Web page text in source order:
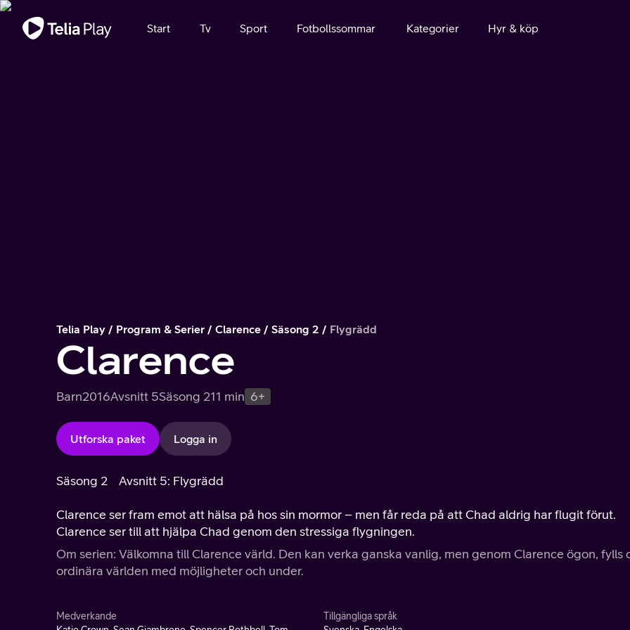
Viktigt meddelande
Start Tv Sport Fotbollssommar Kategorier Hyr & köp
Telia Play Program & Serier Clarence Säsong 2 Flygrädd
Clarence
Barn2016Avsnitt 5Säsong 211 min 6+
Utforska paket Logga in
Säsong 2 Avsnitt 5: Flygrädd
Clarence ser fram emot att hälsa på hos sin mormor – men får reda på att Chad aldrig har flugit förut.
Clarence ser till att hjälpa Chad genom den stressiga flygningen.
Om serien: Välkomna till Clarence värld. Den kan verka ganska vanlig, men genom Clarence ögon, fylls
ordinära världen med möjligheter och under.
Medverkande
Tillgängliga språk